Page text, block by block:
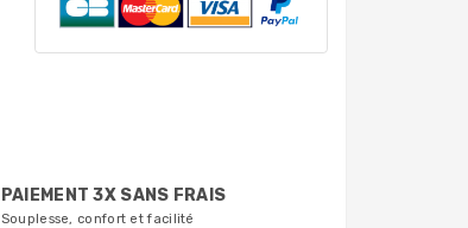
PAIEMENT 3X SANS FRAIS
Souplesse, confort et facilité